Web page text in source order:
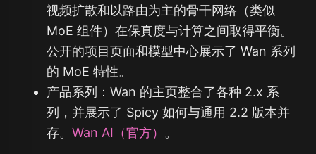
视频扩散和以路由为主的骨干网络（类似
MoE 组件）在保真度与计算之间取得平衡。
公开的项目页面和模型中心展示了 Wan 系列
的 MoE 特性。
产品系列：Wan 的主页整合了各种 2.x 系
列，并展示了 Spicy 如何与通用 2.2 版本并
存。 Wan AI（官方） 。